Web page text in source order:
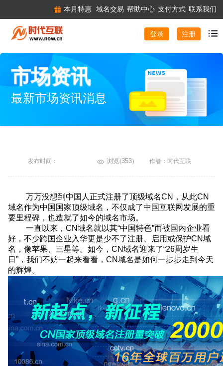
本月特惠 域名交易 帮助中心 支付方式 联系我们
登录 注册
市场资讯
最新市场资讯消息
发布时间： 浏览(353) 作者：时代互联
万万没想到中国人正式注册了顶级域名CN，从此CN
域名作为中国国家顶级域名，不仅成了中国互联网发展的重
要里程碑，也造就了如今的域名市场。
一直以来，CN域名就以其“中国特色”而被国内企业看
好，不少跨国企业入华更是少不了注册、启用或保护CN域
名，像苹果、三星等。如今，CN域名迎来了“26周岁生
日”，我们不妨一起来看看，CN域名是如何一步步走到今天
的辉煌。